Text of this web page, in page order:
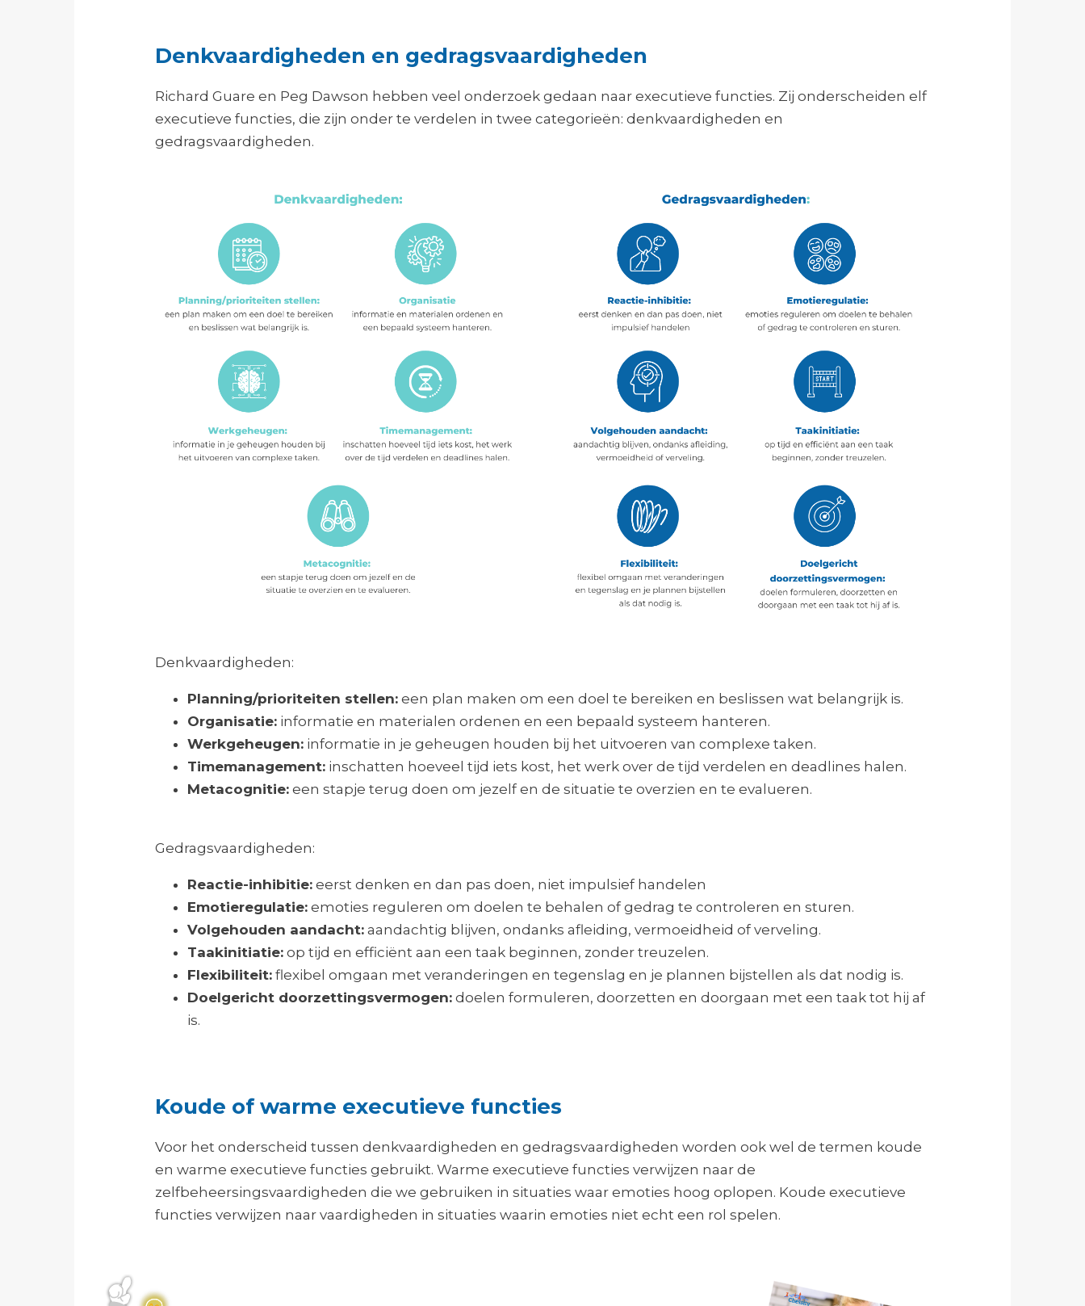
Denkvaardigheden en gedragsvaardigheden
Richard Guare en Peg Dawson hebben veel onderzoek gedaan naar executieve functies. Zij onderscheiden elf
executieve functies, die zijn onder te verdelen in twee categorieën: denkvaardigheden en
gedragsvaardigheden.
Denkvaardigheden:
Planning/prioriteiten stellen: een plan maken om een doel te bereiken en beslissen wat belangrijk is.
Organisatie: informatie en materialen ordenen en een bepaald systeem hanteren.
Werkgeheugen: informatie in je geheugen houden bij het uitvoeren van complexe taken.
Timemanagement: inschatten hoeveel tijd iets kost, het werk over de tijd verdelen en deadlines halen.
Metacognitie: een stapje terug doen om jezelf en de situatie te overzien en te evalueren.
Gedragsvaardigheden:
Reactie-inhibitie: eerst denken en dan pas doen, niet impulsief handelen
Emotieregulatie: emoties reguleren om doelen te behalen of gedrag te controleren en sturen.
Volgehouden aandacht: aandachtig blijven, ondanks afleiding, vermoeidheid of verveling.
Taakinitiatie: op tijd en efficiënt aan een taak beginnen, zonder treuzelen.
Flexibiliteit: flexibel omgaan met veranderingen en tegenslag en je plannen bijstellen als dat nodig is.
Doelgericht doorzettingsvermogen: doelen formuleren, doorzetten en doorgaan met een taak tot hij af
is.
Koude of warme executieve functies
Voor het onderscheid tussen denkvaardigheden en gedragsvaardigheden worden ook wel de termen koude
en warme executieve functies gebruikt. Warme executieve functies verwijzen naar de
zelfbeheersingsvaardigheden die we gebruiken in situaties waar emoties hoog oplopen. Koude executieve
functies verwijzen naar vaardigheden in situaties waarin emoties niet echt een rol spelen.